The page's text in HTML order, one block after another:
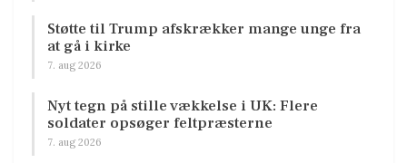
Støtte til Trump afskrækker mange unge fra
at gå i kirke
7. aug 2026
Nyt tegn på stille vækkelse i UK: Flere
soldater opsøger feltpræsterne
7. aug 2026